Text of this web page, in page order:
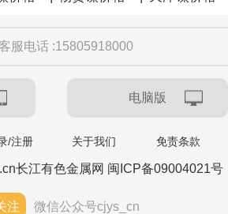
客服电话 :15805918000
电脑版
/注册 关于我们 免责条款
长江有色金属网 闽ICP备09004021号
注 微信公众号cjys_cn